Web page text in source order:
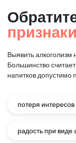
Выявить алкоголизм
Большинство
напитков допустимо
потеря интересов
радость при виде